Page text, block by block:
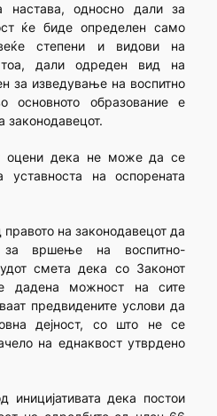
настава, односно дали за
ќе биде определен само
степени и видови на
дали одреден вид на
за изведување на воспитно
основното образование е
оцени дека не може да се
на оспорената
правото на законодавецот да
за вршење на воспитно-
смета дека со Законот
дадена можност на сите
предвидените услови да
дејност, со што не се
на еднаквост утврдено
иницијативата дека постои